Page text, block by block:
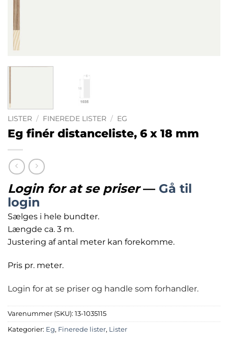
LISTER / FINEREDE LISTER / EG
Eg finér distanceliste, 6 x 18 mm
Login for at se priser— Gå til
login
Sælges i hele bundter.
Længde ca. 3 m.
Justering af antal meter kan forekomme.
Pris pr. meter.
Login for at se priser og handle som forhandler.
Varenummer (SKU): 13-1035115
Kategorier: Eg, Finerede lister, Lister